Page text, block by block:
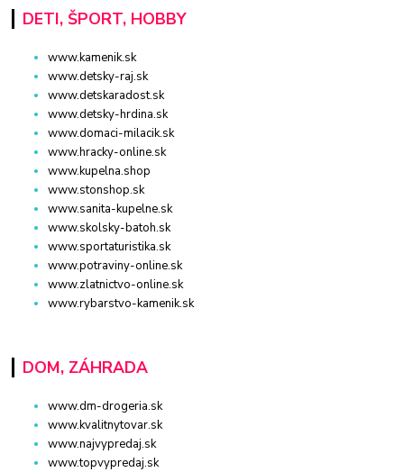
DETI, ŠPORT, HOBBY
www.kamenik.sk
www.detsky-raj.sk
www.detskaradost.sk
www.detsky-hrdina.sk
www.domaci-milacik.sk
www.hracky-online.sk
www.kupelna.shop
www.stonshop.sk
www.sanita-kupelne.sk
www.skolsky-batoh.sk
www.sportaturistika.sk
www.potraviny-online.sk
www.zlatnictvo-online.sk
www.rybarstvo-kamenik.sk
DOM, ZÁHRADA
www.dm-drogeria.sk
www.kvalitnytovar.sk
www.najvypredaj.sk
www.topvypredaj.sk